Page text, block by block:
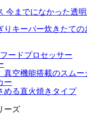
今までになかった透
りキーパー炊きたての
ードプロセッサー
真空機能搭載のスムー
ー
める直火焼きタイプ
ーズ